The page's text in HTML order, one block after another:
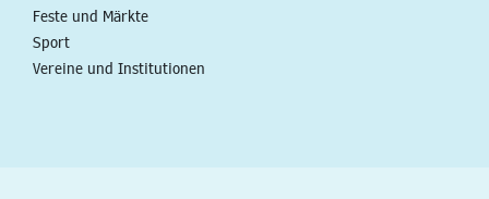
Feste und Märkte
Sport
Vereine und Institutionen